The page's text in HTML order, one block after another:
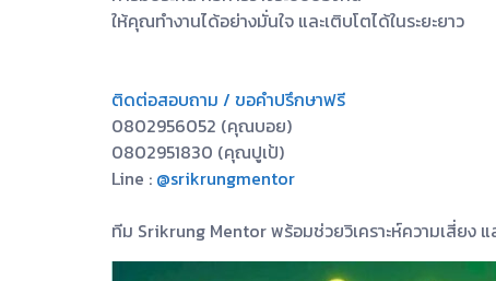
ให้คุณทำงานได้อย่างมั่นใจ และเติบโตได้ในระยะยาว
ติดต่อสอบถาม / ขอคำปรึกษาฟรี
0802956052 (คุณบอย)
0802951830 (คุณปูเป้)
Line : @srikrungmentor
ทีม Srikrung Mentor พร้อมช่วยวิเคราะห์ความเสี่ยง